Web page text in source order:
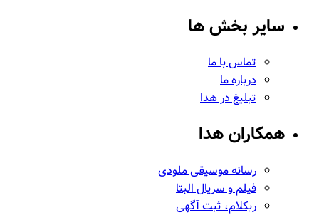
سایر بخش ها
تماس با ما
درباره ما
تبلیغ در هدا
همکاران هدا
رسانه موسیقی ملودی
فیلم و سریال البتا
ریکلام، ثبت آگهی